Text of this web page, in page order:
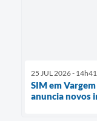
25 JUL 2026 - 14h41
SIM em
anuncia novos